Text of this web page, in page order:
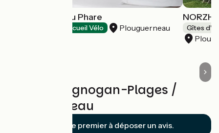
Les Pingouins du Phare
Accueil Vélo Plouguerneau
NORZH
Gîtes
Avis sur Brignogan-Plages /
Plouguerneau
Soyez le premier à déposer un avis.